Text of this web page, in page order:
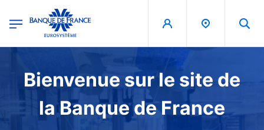
Banque de France - Menu Principal
Bienvenue sur le site de
la Banque de France